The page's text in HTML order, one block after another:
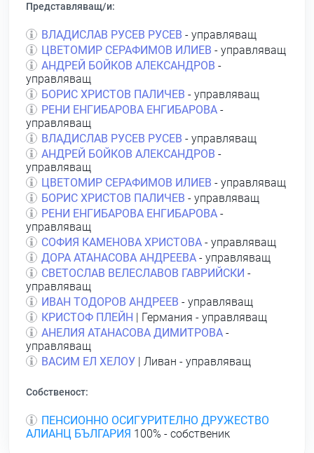
Представляващ/и:
ВЛАДИСЛАВ РУСЕВ РУСЕВ - управляващ
ЦВЕТОМИР СЕРАФИМОВ ИЛИЕВ - управляващ
АНДРЕЙ БОЙКОВ АЛЕКСАНДРОВ -
управляващ
БОРИС ХРИСТОВ ПАЛИЧЕВ - управляващ
РЕНИ ЕНГИБАРОВА ЕНГИБАРОВА -
управляващ
ВЛАДИСЛАВ РУСЕВ РУСЕВ - управляващ
АНДРЕЙ БОЙКОВ АЛЕКСАНДРОВ -
управляващ
ЦВЕТОМИР СЕРАФИМОВ ИЛИЕВ - управляващ
БОРИС ХРИСТОВ ПАЛИЧЕВ - управляващ
РЕНИ ЕНГИБАРОВА ЕНГИБАРОВА -
управляващ
СОФИЯ КАМЕНОВА ХРИСТОВА - управляващ
ДОРА АТАНАСОВА АНДРЕЕВА - управляващ
СВЕТОСЛАВ ВЕЛЕСЛАВОВ ГАВРИЙСКИ -
управляващ
ИВАН ТОДОРОВ АНДРЕЕВ - управляващ
КРИСТОФ ПЛЕЙН
| Германия - управляващ
АНЕЛИЯ АТАНАСОВА ДИМИТРОВА -
управляващ
ВАСИМ ЕЛ ХЕЛОУ | Ливан - управляващ
Собственост:
ПЕНСИОННО ОСИГУРИТЕЛНО ДРУЖЕСТВО
АЛИАНЦ БЪЛГАРИЯ 100% - собственик